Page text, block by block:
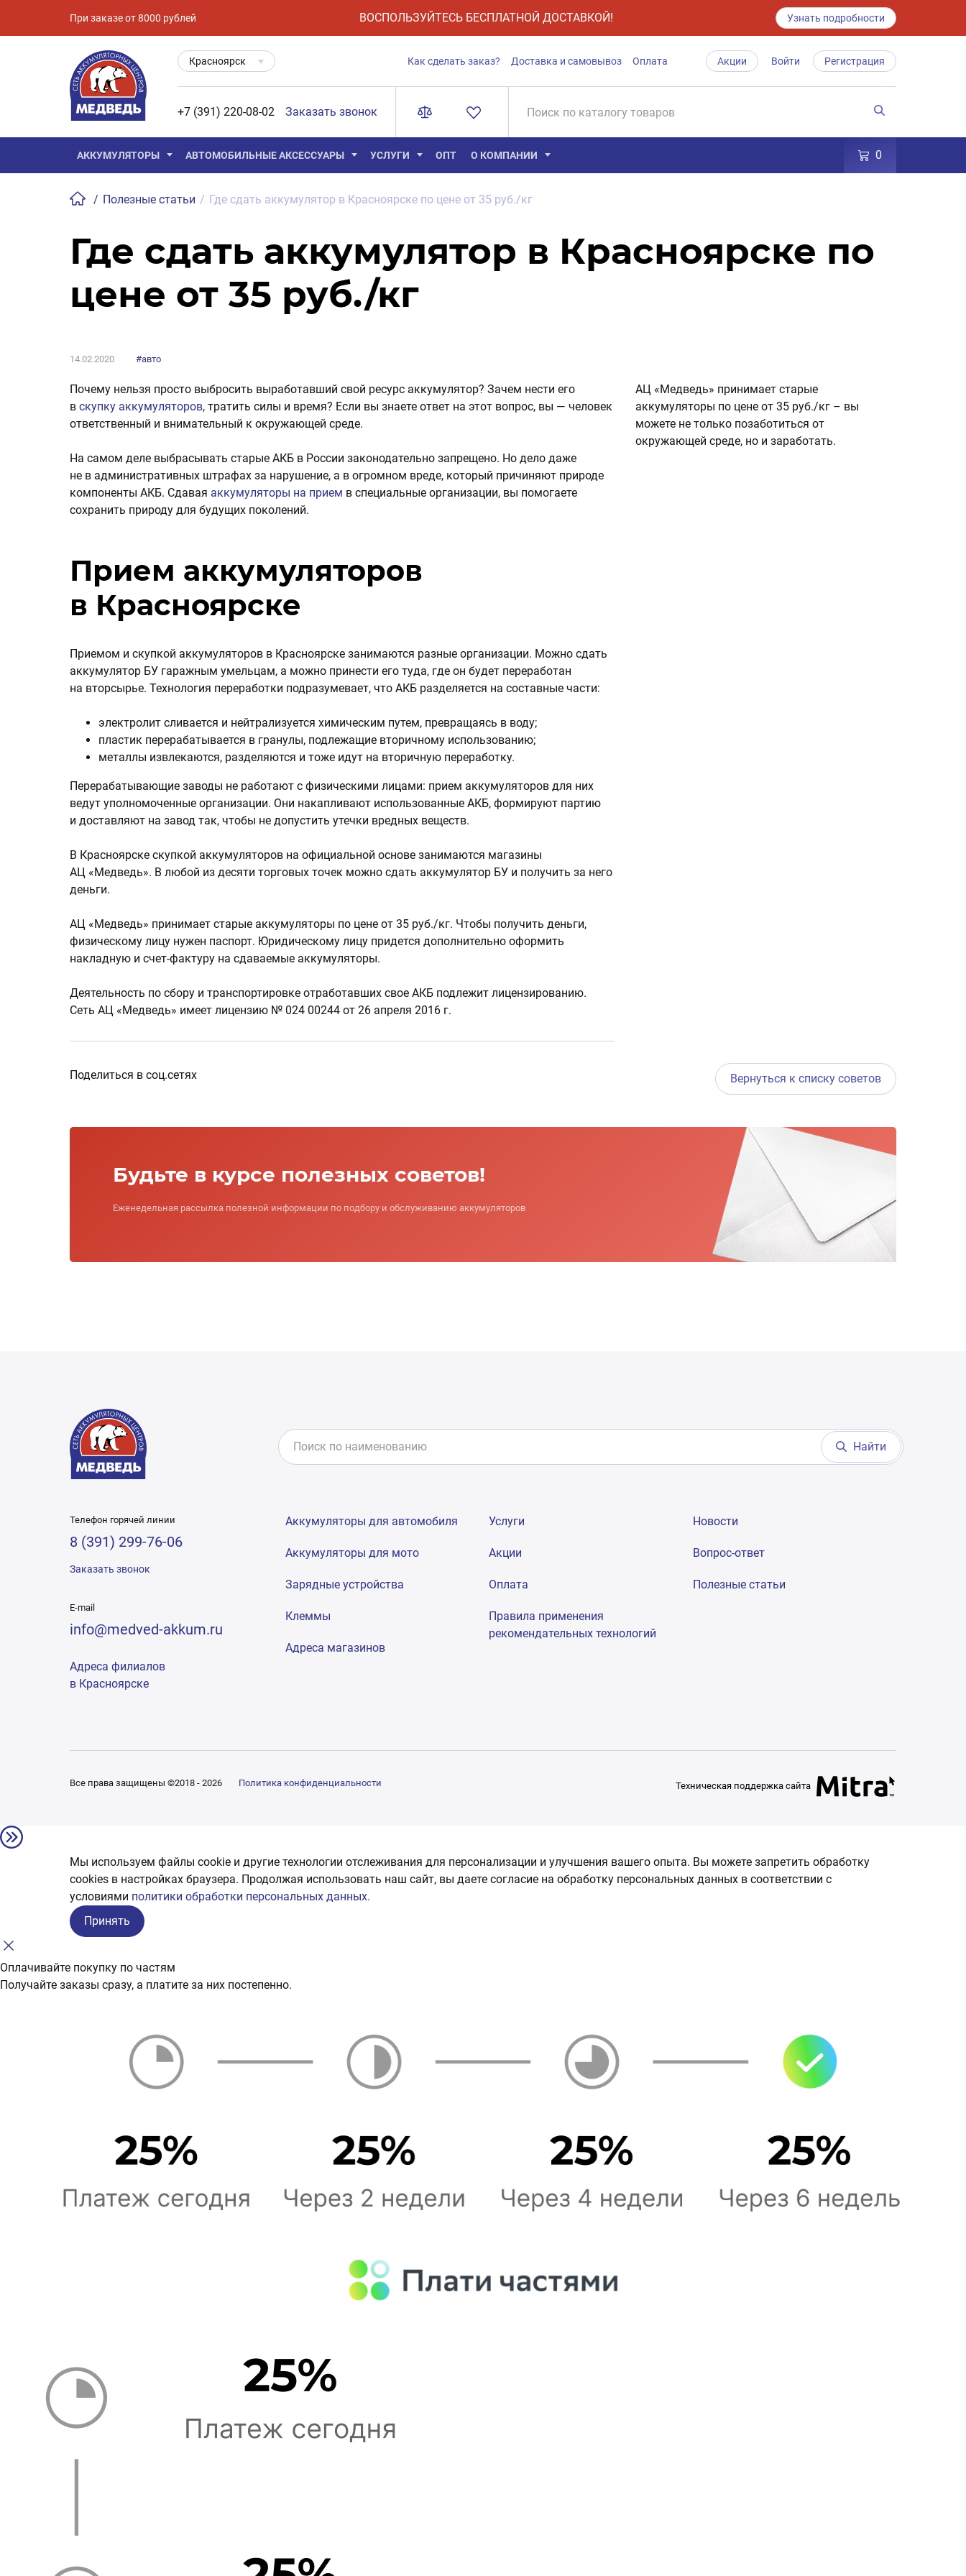
При заказе от 8000 рублей ВОСПОЛЬЗУЙТЕСЬ БЕСПЛАТНОЙ ДОСТАВКОЙ! Узнать подробности
Красноярск Как сделать заказ? Доставка и самовывоз Оплата Акции Войти Регистрация
+7 (391) 220-08-02 Заказать звонок
АККУМУЛЯТОРЫ АВТОМОБИЛЬНЫЕ АКСЕССУАРЫ УСЛУГИ ОПТ О КОМПАНИИ 0
/ Полезные статьи / Где сдать аккумулятор в Красноярске по цене от 35 руб./кг
Где сдать аккумулятор в Красноярске по
цене от 35 руб./кг
14.02.2020 #авто
Почему нельзя просто выбросить выработавший свой ресурс аккумулятор? Зачем нести его
в скупку аккумуляторов, тратить силы и время? Если вы знаете ответ на этот вопрос, вы — человек
ответственный и внимательный к окружающей среде.
На самом деле выбрасывать старые АКБ в России законодательно запрещено. Но дело даже
не в административных штрафах за нарушение, а в огромном вреде, который причиняют природе
компоненты АКБ. Сдавая аккумуляторы на прием в специальные организации, вы помогаете
сохранить природу для будущих поколений.
Прием аккумуляторов
в Красноярске
Приемом и скупкой аккумуляторов в Красноярске занимаются разные организации. Можно сдать
аккумулятор БУ гаражным умельцам, а можно принести его туда, где он будет переработан
на вторсырье. Технология переработки подразумевает, что АКБ разделяется на составные части:
электролит сливается и нейтрализуется химическим путем, превращаясь в воду;
пластик перерабатывается в гранулы, подлежащие вторичному использованию;
металлы извлекаются, разделяются и тоже идут на вторичную переработку.
Перерабатывающие заводы не работают с физическими лицами: прием аккумуляторов для них
ведут уполномоченные организации. Они накапливают использованные АКБ, формируют партию
и доставляют на завод так, чтобы не допустить утечки вредных веществ.
В Красноярске скупкой аккумуляторов на официальной основе занимаются магазины
АЦ «Медведь». В любой из десяти торговых точек можно сдать аккумулятор БУ и получить за него
деньги.
АЦ «Медведь» принимает старые аккумуляторы по цене от 35 руб./кг. Чтобы получить деньги,
физическому лицу нужен паспорт. Юридическому лицу придется дополнительно оформить
накладную и счет-фактуру на сдаваемые аккумуляторы.
Деятельность по сбору и транспортировке отработавших свое АКБ подлежит лицензированию.
Сеть АЦ «Медведь» имеет лицензию № 024 00244 от 26 апреля 2016 г.
АЦ «Медведь» принимает старые
аккумуляторы по цене от 35 руб./кг – вы
можете не только позаботиться от
окружающей среде, но и заработать.
Поделиться в соц.сетях Вернуться к списку советов
Будьте в курсе полезных советов!
Еженедельная рассылка полезной информации по подбору и обслуживанию аккумуляторов
Найти
Телефон горячей линии
8 (391) 299-76-06
Заказать звонок
E-mail
info@medved-akkum.ru
Адреса филиалов
в Красноярске
Аккумуляторы для автомобиля
Аккумуляторы для мото
Зарядные устройства
Клеммы
Адреса магазинов
Услуги
Акции
Оплата
Правила применения
рекомендательных технологий
Новости
Вопрос-ответ
Полезные статьи
Все права защищены ©2018 - 2026 Политика конфиденциальности Техническая поддержка сайта
Мы используем файлы cookie и другие технологии отслеживания для персонализации и улучшения вашего опыта. Вы можете запретить обработку
сookies в настройках браузера. Продолжая использовать наш сайт, вы даете согласие на обработку персональных данных в соответствии с
условиями политики обработки персональных данных.
Принять
Оплачивайте покупку по частям
Получайте заказы сразу, а платите за них постепенно.